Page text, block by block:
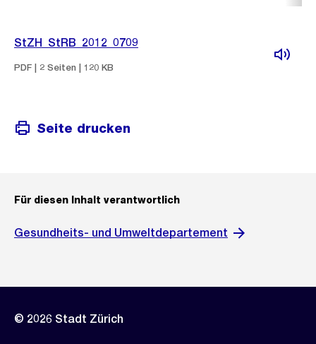
StZH_StRB_2012_0709
PDF | 2 Seiten | 120 KB
Seite drucken
Für diesen Inhalt verantwortlich
Gesundheits- und Umweltdepartement
© 2026 Stadt Zürich